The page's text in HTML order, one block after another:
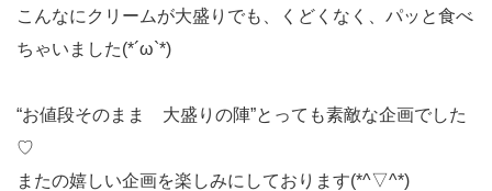
こんなにクリームが大盛りでも、くどくなく、パッと食べ
ちゃいました(*´ω`*)
“お値段そのまま 大盛りの陣”とっても素敵な企画でした
♡
またの嬉しい企画を楽しみにしております(*^▽^*)